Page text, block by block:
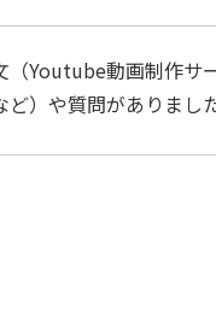
（Youtube動画制作サ
ど）や質問がありまし